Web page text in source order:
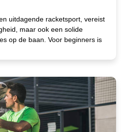
uitdagende racketsport, vereist
maar ook een solide
op de baan. Voor beginners is